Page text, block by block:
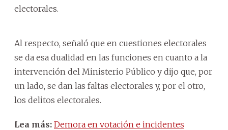
electorales.
Al respecto, señaló que en cuestiones electorales
se da esa dualidad en las funciones en cuanto a la
intervención del Ministerio Público y dijo que, por
un lado, se dan las faltas electorales y, por el otro,
los delitos electorales.
Lea más: Demora en votación e incidentes